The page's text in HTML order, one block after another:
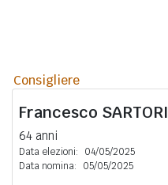
Consigliere
Francesco SARTORI
64 anni
Data elezioni:
04/05/2025
Data nomina:
05/05/2025